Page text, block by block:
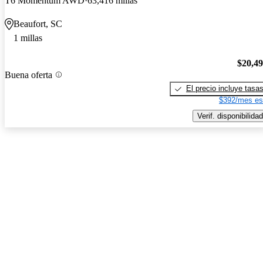
Beaufort, SC
1 millas
Buena oferta
El precio incluye tasas
$392/mes
Verif. disponibilidad